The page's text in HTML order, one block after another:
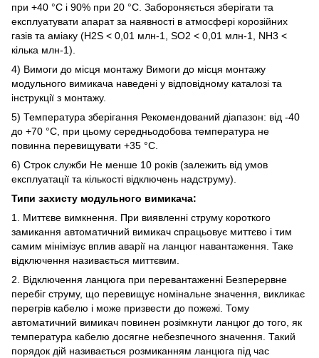
при +40 °C і 90% при 20 °C. Забороняється зберігати та
експлуатувати апарат за наявності в атмосфері корозійних
газів та аміаку (H2S < 0,01 млн-1, SO2 < 0,01 млн-1, NH3 <
кілька млн-1).
4) Вимоги до місця монтажу Вимоги до місця монтажу
модульного вимикача наведені у відповідному каталозі та
інструкції з монтажу.
5) Температура зберігання Рекомендований діапазон: від -40
до +70 °C, при цьому середньодобова температура не
повинна перевищувати +35 °C.
6) Строк служби Не менше 10 років (залежить від умов
експлуатації та кількості відключень надструму).
Типи захисту модульного вимикача:
1. Миттєве вимкнення. При виявленні струму короткого
замикання автоматичний вимикач спрацьовує миттєво і тим
самим мінімізує вплив аварії на ланцюг навантаження. Таке
відключення називається миттєвим.
2. Відключення ланцюга при перевантаженні Безперервне
перебіг струму, що перевищує номінальне значення, викликає
перегрів кабелю і може призвести до пожежі. Тому
автоматичний вимикач повинен розімкнути ланцюг до того, як
температура кабелю досягне небезпечного значення. Такий
порядок дій називається розмиканням ланцюга під час